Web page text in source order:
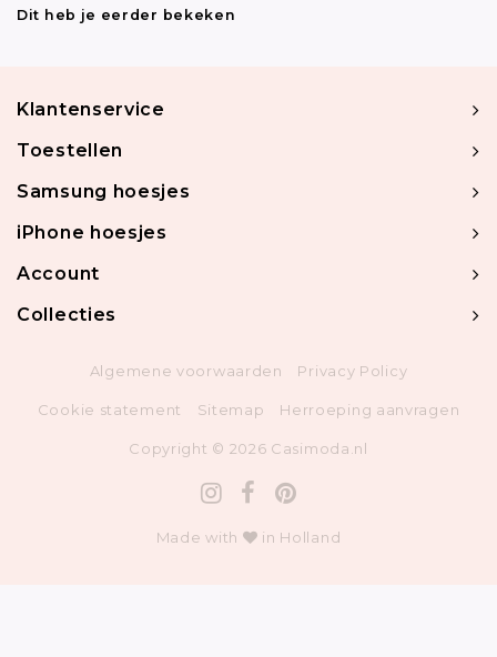
Dit heb je eerder bekeken
Klantenservice
Toestellen
Samsung hoesjes
iPhone hoesjes
Account
Collecties
Algemene voorwaarden Privacy Policy
Cookie statement Sitemap Herroeping aanvragen
Copyright © 2026 Casimoda.nl
Made with in Holland